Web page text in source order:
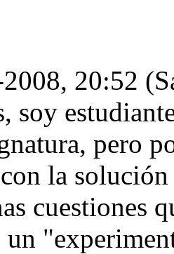
20:52
soy
pero
la
cuestiones